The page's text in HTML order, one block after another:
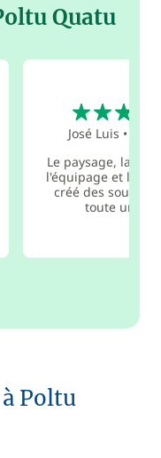
Quatu
José Luis •
Le paysage, la
l'équipage et le
créé des
toute une
Poltu